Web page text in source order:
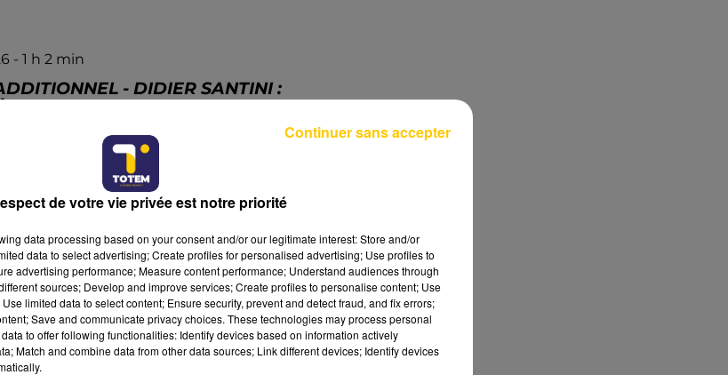
- 1 h 2 min
- DIDIER SANTINI :
après le barrage épique du 15 mai 2026, lors
a plié uniquement au bout de dix tours
Didier Santini est revenu pour TOTEM sur
Rodez durant 90mn, et sur les
enseignements de cette saison historique
Il est évidemment question d'avenir aussi :
des joueurs. Avec quelle équipe le RAF
la saison 2026-2027 de Ligue 2 ?
de votre vie privée est notre priorité
data processing based on your consent and/or our legitimate interest: Store and/or
data to select advertising; Create profiles for personalised advertising; Use profiles to
advertising performance; Measure content performance; Understand audiences through
sources; Develop and improve services; Create profiles to personalise content; Use
limited data to select content; Ensure security, prevent and detect fraud, and fix errors;
Save and communicate privacy choices. These technologies may process personal
to offer following functionalities: Identify devices based on information actively
Match and combine data from other data sources; Link different devices; Identify devices
Continuer sans accepter